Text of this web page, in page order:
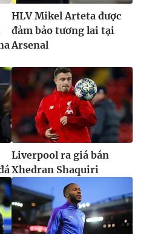
HLV Mikel Arteta được
đảm bảo tương lai tại
Arsenal
Liverpool ra giá bán
Xhedran Shaquiri